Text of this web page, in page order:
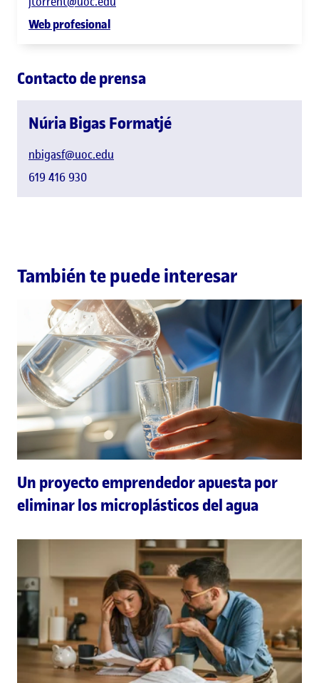
Web profesional
Contacto de prensa
Núria Bigas Formatjé
nbigasf@uoc.edu
619 416 930
También te puede interesar
Un proyecto emprendedor apuesta por
eliminar los microplásticos del agua